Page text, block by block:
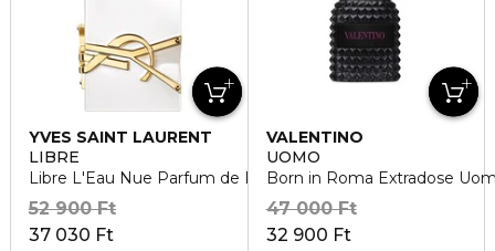
YVES SAINT LAURENT
LIBRE
Libre L'Eau Nue Parfum de Peau
37 030 Ft
52 900 Ft
VALENTINO
UOMO
Born in Roma Extradose
32 900 Ft
47 000 Ft